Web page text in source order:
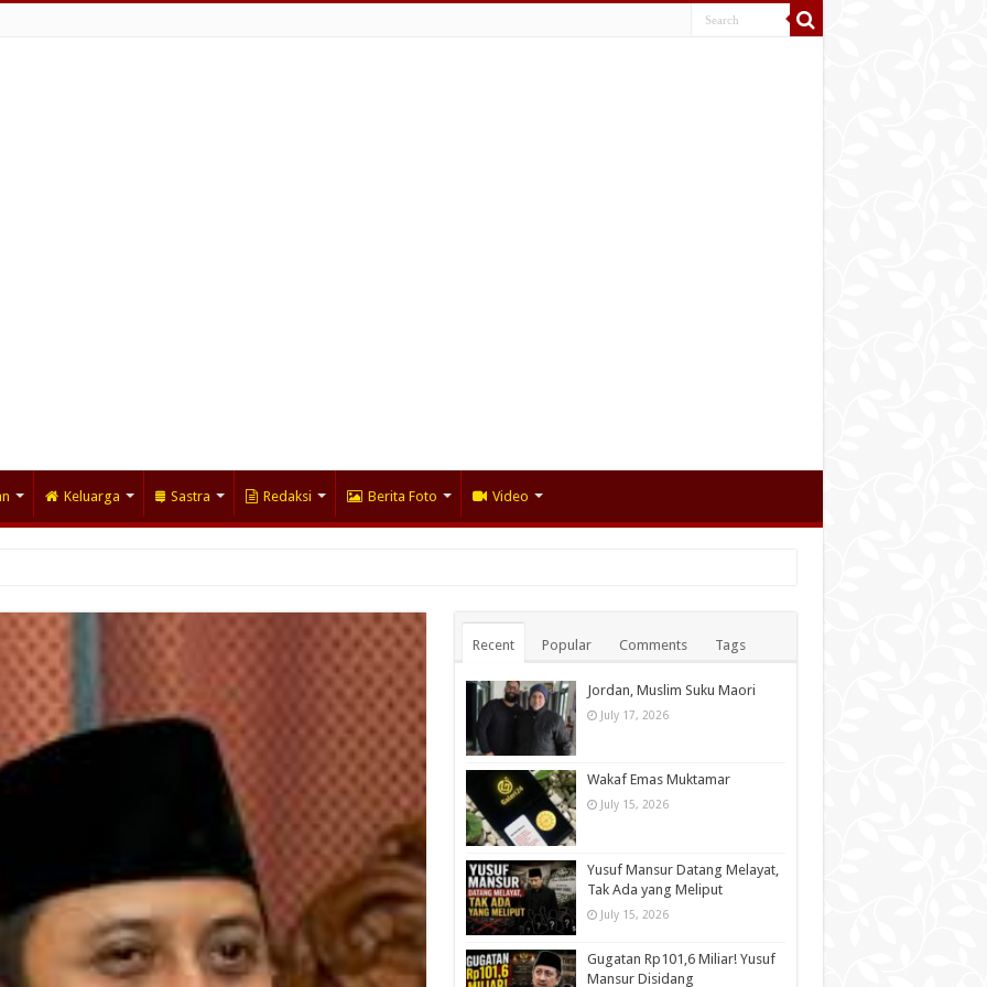
Keluarga Sastra Redaksi Berita Foto Video
Tak Ada yang Meliput
Recent Popular Comments Tags
Jordan, Muslim Suku Maori
July 17, 2026
Wakaf Emas Muktamar
July 15, 2026
Yusuf Mansur Datang Melayat,
Tak Ada yang Meliput
July 15, 2026
Gugatan Rp101,6 Miliar! Yusuf
Mansur Disidang